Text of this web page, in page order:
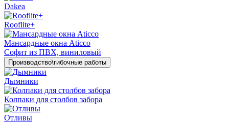
Dakea
Rooflite+
Мансардные окна Aticco
Софит из ПВХ, виниловый
Производство\гибочные работы
Дымники
Колпаки для столбов забора
Отливы